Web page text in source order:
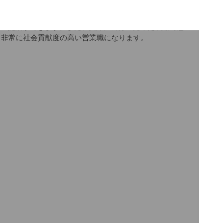
で、整形のドクターで知らない人はほとんどいませ
提案ができます。また、実際に自分の売った製品で患
常に社会貢献度の高い営業職になります。